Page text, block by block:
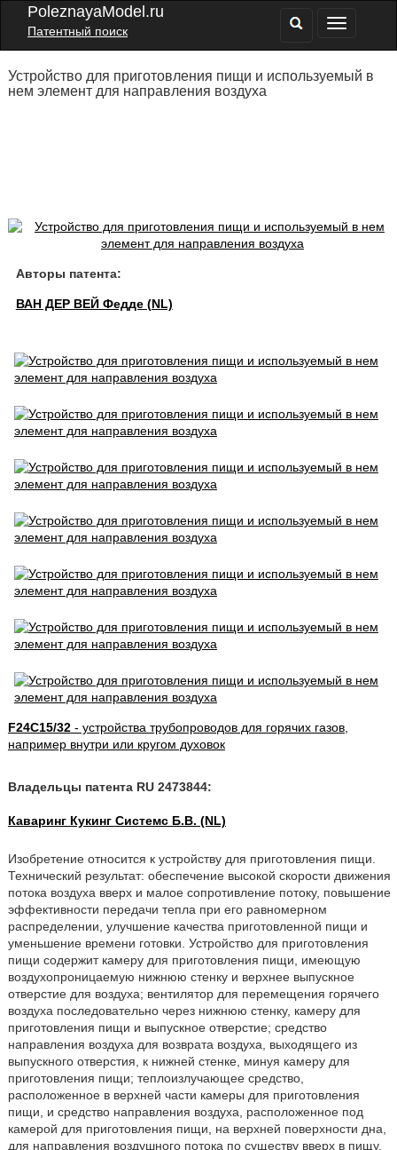
PoleznayaModel.ru
Патентный поиск
Устройство для приготовления пищи и используемый в
нем элемент для направления воздуха
Авторы патента:
ВАН ДЕР ВЕЙ Федде (NL)
F24C15/32- устройства трубопроводов для горячих газов,
например внутри или кругом духовок
Владельцы патента RU 2473844:
Каваринг Кукинг Системс Б.В. (NL)
Изобретение относится к устройству для приготовления пищи.
Технический результат: обеспечение высокой скорости движения
потока воздуха вверх и малое сопротивление потоку, повышение
эффективности передачи тепла при его равномерном
распределении, улучшение качества приготовленной пищи и
уменьшение времени готовки. Устройство для приготовления
пищи содержит камеру для приготовления пищи, имеющую
воздухопроницаемую нижнюю стенку и верхнее выпускное
отверстие для воздуха; вентилятор для перемещения горячего
воздуха последовательно через нижнюю стенку, камеру для
приготовления пищи и выпускное отверстие; средство
направления воздуха для возврата воздуха, выходящего из
выпускного отверстия, к нижней стенке, минуя камеру для
приготовления пищи; теплоизлучающее средство,
расположенное в верхней части камеры для приготовления
пищи, и средство направления воздуха, расположенное под
камерой для приготовления пищи, на верхней поверхности дна,
для направления воздушного потока по существу вверх в пищу,